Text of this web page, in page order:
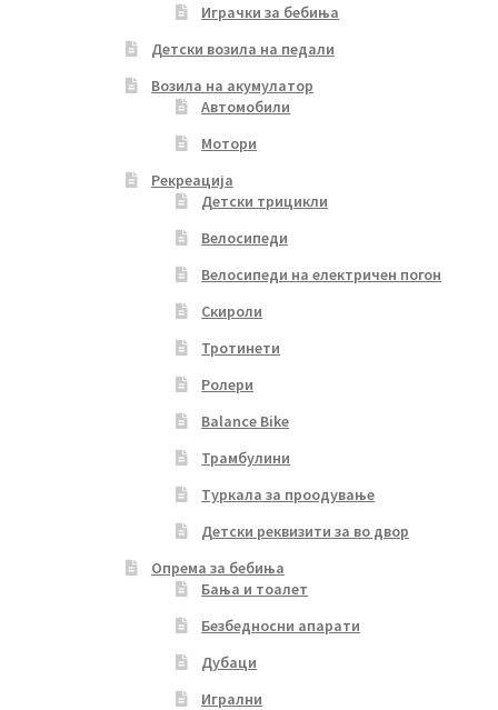
Играчки за бебиња
Детски возила на педали
Возила на акумулатор
Автомобили
Мотори
Рекреација
Детски трицикли
Велосипеди
Велосипеди на електричен погон
Скироли
Тротинети
Ролери
Balance Bike
Трамбулини
Туркала за проодување
Детски реквизити за во двор
Опрема за бебиња
Бања и тоалет
Безбедносни апарати
Дубаци
Игрални